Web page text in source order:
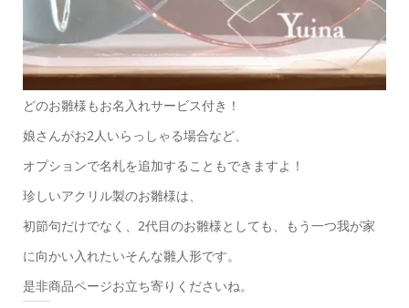
どのお雛様もお名入れサービス付き！
娘さんがお2人いらっしゃる場合など、
オプションで名札を追加することもできますよ！
珍しいアクリル製のお雛様は、
初節句だけでなく、2代目のお雛様としても、もう一つ我が家
に向かい入れたいそんな雛人形です。
是非商品ページお立ち寄りくださいね。